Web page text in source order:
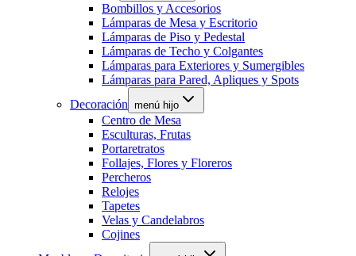
Bombillos y Accesorios
Lámparas de Mesa y Escritorio
Lámparas de Piso y Pedestal
Lámparas de Techo y Colgantes
Lámparas para Exteriores y Sumergibles
Lámparas para Pared, Apliques y Spots
Decoración menú hijo
Centro de Mesa
Esculturas, Frutas
Portaretratos
Follajes, Flores y Floreros
Percheros
Relojes
Tapetes
Velas y Candelabros
Cojines